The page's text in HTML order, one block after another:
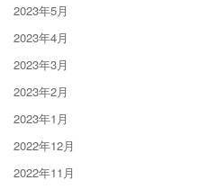
2023年5月
2023年4月
2023年3月
2023年2月
2023年1月
2022年12月
2022年11月